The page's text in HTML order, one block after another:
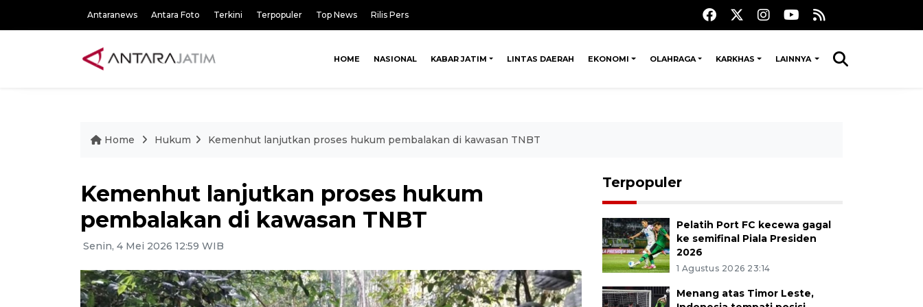
Antaranews Antara Foto Terkini Terpopuler Top News Rilis Pers
HOME NASIONAL KABAR JATIM LINTAS DAERAH EKONOMI OLAHRAGA KARKHAS LAINNYA
Home Hukum Kemenhut lanjutkan proses hukum pembalakan di kawasan TNBT
Kemenhut lanjutkan proses hukum
pembalakan di kawasan TNBT
Senin, 4 Mei 2026 12:59 WIB
Terpopuler
Pelatih Port FC kecewa gagal
ke semifinal Piala Presiden
2026
1 Agustus 2026 23:14
Menang atas Timor Leste,